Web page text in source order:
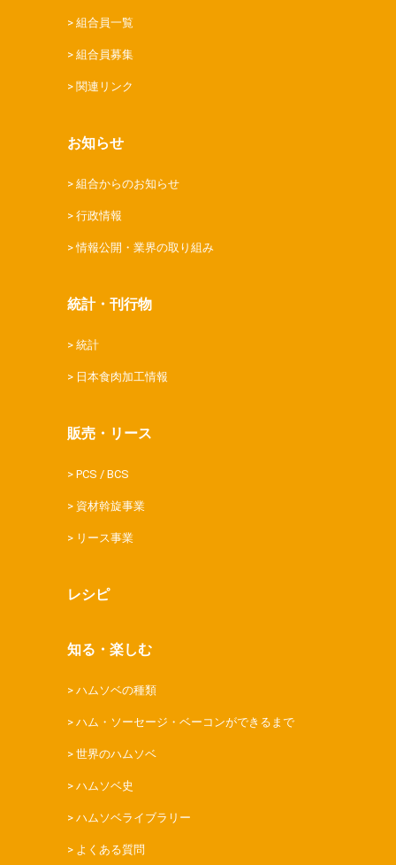
組合員一覧
組合員募集
関連リンク
お知らせ
組合からのお知らせ
行政情報
情報公開・業界の取り組み
統計・刊行物
統計
日本食肉加工情報
販売・リース
PCS / BCS
資材斡旋事業
リース事業
レシピ
知る・楽しむ
ハムソベの種類
ハム・ソーセージ・ベーコンができるまで
世界のハムソベ
ハムソベ史
ハムソベライブラリー
よくある質問